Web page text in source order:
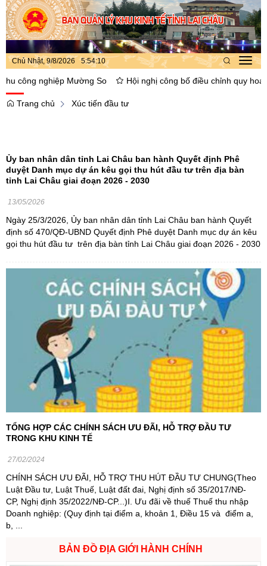
Chủ Nhật, 9/8/2026 5:54:10
nghiệp Mường So Hội nghị công bố điều chỉnh quy hoạch
Trang chủ Xúc tiến đầu tư
Ủy ban nhân dân tỉnh Lai Châu ban hành Quyết định Phê
duyệt Danh mục dự án kêu gọi thu hút đầu tư trên địa bàn
tỉnh Lai Châu giai đoạn 2026 - 2030
13/05/2026
Ngày 25/3/2026, Ủy ban nhân dân tỉnh Lai Châu ban hành Quyết
định số 470/QĐ-UBND Quyết định Phê duyệt Danh mục dự án kêu
gọi thu hút đầu tư trên địa bàn tỉnh Lai Châu giai đoạn 2026 - 2030
TỔNG HỢP CÁC CHÍNH SÁCH ƯU ĐÃI, HỖ TRỢ ĐẦU TƯ
TRONG KHU KINH TẾ
27/02/2024
CHÍNH SÁCH ƯU ĐÃI, HỖ TRỢ THU HÚT ĐẦU TƯ CHUNG(Theo
Luật Đầu tư, Luật Thuế, Luật đất đai, Nghị định số 35/2017/NĐ-
CP, Nghị định 35/2022/NĐ-CP...)I. Ưu đãi về thuế Thuế thu nhập
Doanh nghiệp: (Quy định tại điểm a, khoản 1, Điều 15 và điểm a,
b, ...
BẢN ĐỒ ĐỊA GIỚI HÀNH CHÍNH